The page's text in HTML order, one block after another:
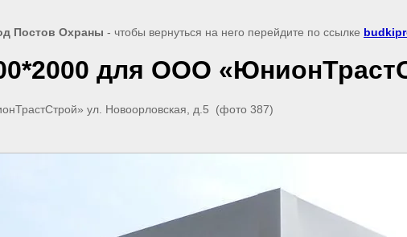
Постов Охраны - чтобы вернуться на него перейдите по ссылке
для ООО
ул. Новоорловская, д.5 (фото 387)